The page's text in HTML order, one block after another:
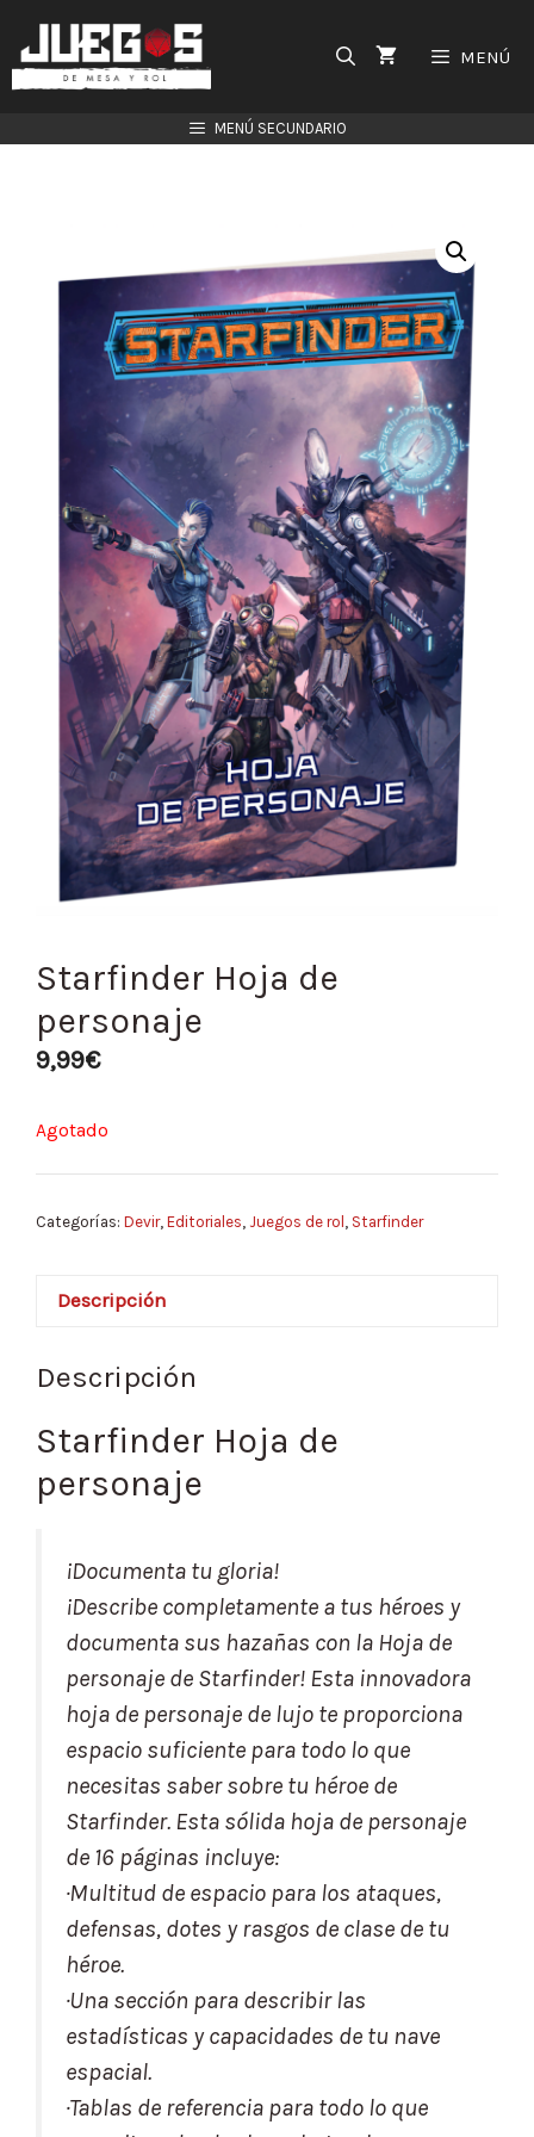
contenido
MENÚ
MENÚ SECUNDARIO
Starfinder Hoja de
personaje
9,99€
Agotado
Categorías: Devir, Editoriales Juegos de rol Starfinder
Descripción
Descripción
Starfinder Hoja de
personaje
¡Documenta tu gloria!
¡Describe completamente a tus héroes y
documenta sus hazañas con la Hoja de
personaje de Starfinder! Esta innovadora
hoja de personaje de lujo te proporciona
espacio suficiente para todo lo que
necesitas saber sobre tu héroe de
Starfinder. Esta sólida hoja de personaje
de 16 páginas incluye:
·Multitud de espacio para los ataques,
defensas, dotes y rasgos de clase de tu
héroe.
·Una sección para describir las
estadísticas y capacidades de tu nave
espacial.
·Tablas de referencia para todo lo que